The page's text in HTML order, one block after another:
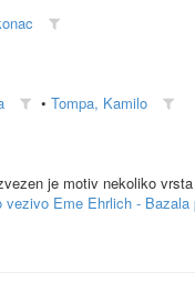
• Tompa, Kamilo
je motiv nekoliko
vezivo Eme Ehrlich -